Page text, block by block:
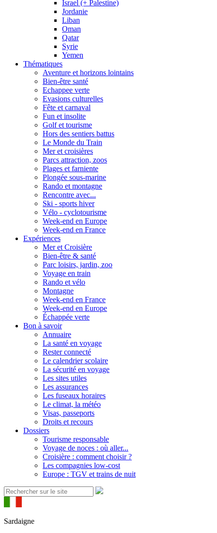
Israel (+ Palestine)
Jordanie
Liban
Oman
Qatar
Syrie
Yemen
Thématiques
Aventure et horizons lointains
Bien-être santé
Echappee verte
Evasions culturelles
Fête et carnaval
Fun et insolite
Golf et tourisme
Hors des sentiers battus
Le Monde du Train
Mer et croisières
Parcs attraction, zoos
Plages et farniente
Plongée sous-marine
Rando et montagne
Rencontre avec...
Ski - sports hiver
Vélo - cyclotourisme
Week-end en Europe
Week-end en France
Expériences
Mer et Croisière
Bien-être & santé
Parc loisirs, jardin, zoo
Voyage en train
Rando et vélo
Montagne
Week-end en France
Week-end en Europe
Échappée verte
Bon à savoir
Annuaire
La santé en voyage
Rester connecté
Le calendrier scolaire
La sécurité en voyage
Les sites utiles
Les assurances
Les fuseaux horaires
Le climat, la météo
Visas, passeports
Droits et recours
Dossiers
Tourisme responsable
Voyage de noces : où aller...
Croisière : comment choisir ?
Les compagnies low-cost
Europe : TGV et trains de nuit
Sardaigne